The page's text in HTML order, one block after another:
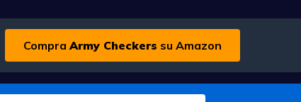
Compra Army Checkers su Amazon